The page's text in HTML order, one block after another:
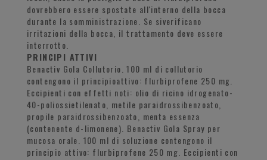
dovrebbero essere spostate all'interno della bocca
durante la somministrazione. Se siverificano
irritazioni della bocca, il trattamento deve essere
interrotto.
PRINCIPI ATTIVI
Benactiv Gola Collutorio. 100 ml di collutorio
contengono il principioattivo: flurbiprofene 250 mg.
Eccipienti con effetti noti: olio di ricino idrogenato-
40-poliossietilenato, metile paraidrossibenzoato,
propile paraidrossibenzoato, menta essenza
(contenente d-limonene). Benactiv Gola Spray per
mucosa orale. 100 ml di soluzione contengono il
principio attivo: flurbiprofene 250 mg. Eccipienti con